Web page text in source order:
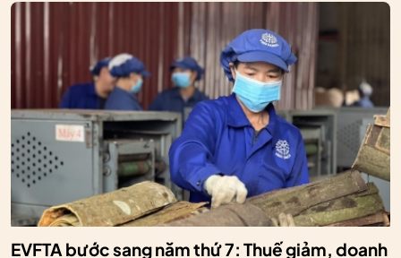
EVFTA bước sang năm thứ 7: Thuế giảm, doanh